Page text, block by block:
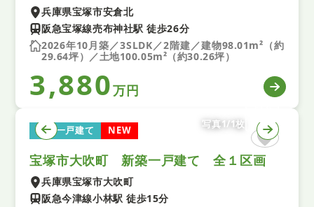
兵庫県宝塚市安倉北
阪急宝塚線売布神社駅 徒歩26分
2026年10月築／3SLDK／2階建／建物98.01m²（約
29.64坪）／土地100.05m²（約30.26坪）
3,880万円
新築一戸建て NEW
写真1/1枚
宝塚市大吹町 新築一戸建て 全１区画
兵庫県宝塚市大吹町
阪急今津線小林駅 徒歩15分